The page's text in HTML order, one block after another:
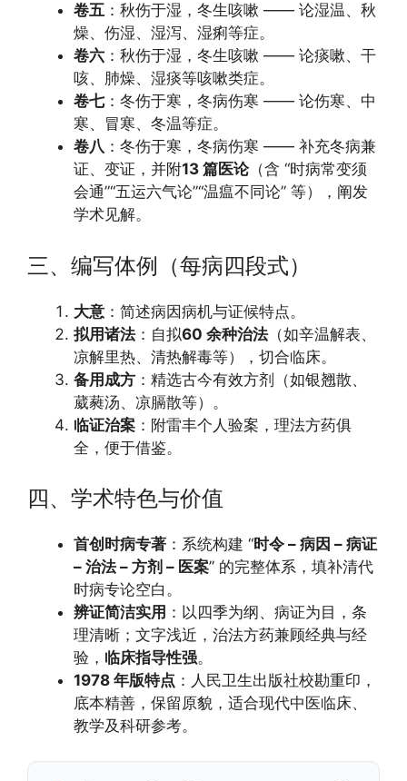
卷五 ：秋伤于湿，冬生咳嗽 —— 论湿温、秋
燥、伤湿、湿泻、湿痢等症。
卷六 ：秋伤于湿，冬生咳嗽 —— 论痰嗽、干
咳、肺燥、湿痰等咳嗽类症。
卷七：冬伤于寒，冬病伤寒 —— 论伤寒、中
寒、冒寒、冬温等症。
卷八 ：冬伤于寒，冬病伤寒 —— 补充冬病兼
证、变证，并附13 篇医论（含 “时病常变须
会通”“五运六气论”“温瘟不同论” 等），阐发
学术见解。
三、编写体例（每病四段式）
大意 ：简述病因病机与证候特点。
拟用诸法：自拟60 余种治法（如辛温解表、
凉解里热、清热解毒等），切合临床。
备用成方 ：精选古今有效方剂（如银翘散、
葳蕤汤、凉膈散等）。
临证治案 ：附雷丰个人验案，理法方药俱
全，便于借鉴。
四、学术特色与价值
首创时病专著 ：系统构建 “时令 – 病因 – 病证
– 治法 – 方剂 – 医案” 的完整体系，填补清代
时病专论空白。
辨证简洁实用 ：以四季为纲、病证为目，条
理清晰；文字浅近，治法方药兼顾经典与经
验， 临床指导性强。
1978 年版特点 ：人民卫生出版社校勘重印，
底本精善，保留原貌，适合现代中医临床、
教学及科研参考。